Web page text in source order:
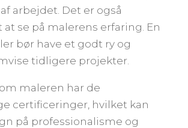
arbejdet. Det er også
se på malerens erfaring. En
bør have et godt ry og
tidligere projekter.
maleren har de
certificeringer, hvilket kan
på professionalisme og